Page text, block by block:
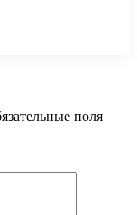
поля